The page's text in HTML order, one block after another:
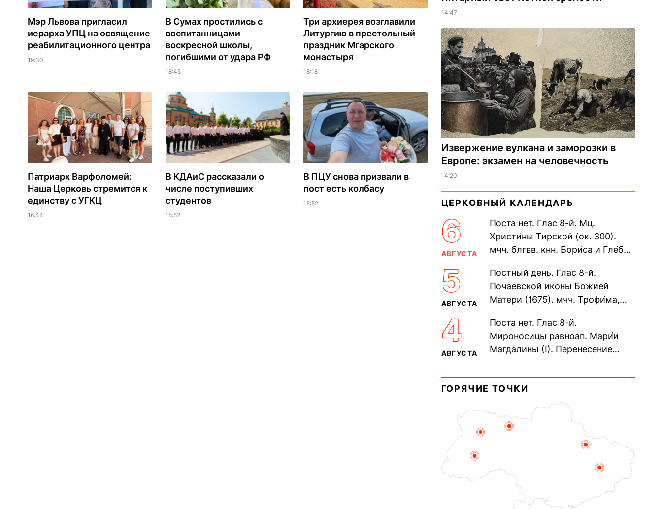
Мэр Львова пригласил
иерарха УПЦ на освящение
реабилитационного центра
19:30
В Сумах простились с
воспитанницами
воскресной школы,
погибшими от удара РФ
18:45
Три архиерея возглавили
Литургию в престольный
праздник Мгарского
монастыря
18:18
Патриарх Варфоломей:
Наша Церковь стремится к
единству с УГКЦ
16:44
В КДАиС рассказали о
числе поступивших
студентов
15:52
В ПЦУ снова призвали в
пост есть колбасу
15:52
14:47
Извержение вулкана и заморозки в
Европе: экзамен на человечность
14:20
ЦЕРКОВНЫЙ КАЛЕНДАРЬ
6
АВГУСТА
Поста нет. Глас 8-й. Мц.
Христи́ны Тирской (ок. 300).
мчч. блгвв. кнн. Бори́са и Гле́ба,
Дави́да (1015). Прп....
5
АВГУСТА
Постный день. Глас 8-й.
Почаевской иконы Божией
Матери (1675). мчч. Трофи́ма,
мучеников (284–305). прав.
воина Фео́дора...
4
АВГУСТА
Поста нет. Глас 8-й.
Мироносицы равноап. Мари́и
Магдалины (I). Перенесение
Синопского (403–404). Прп.
Корни́лия...
ГОРЯЧИЕ ТОЧКИ